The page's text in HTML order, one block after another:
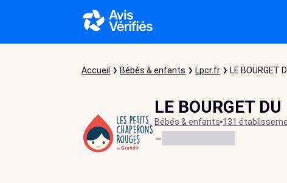
Accueil Bébés & enfants Lpcr.fr LE BOURGET
LE BOURGET
Bébés & enfants 131
-